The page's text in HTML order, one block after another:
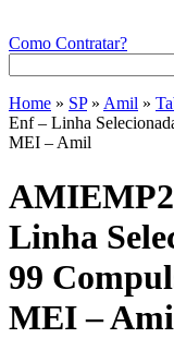
Como Contratar?
Home » SP» Amil »
Enf – Linha
MEI – Amil
Linha
99
MEI –